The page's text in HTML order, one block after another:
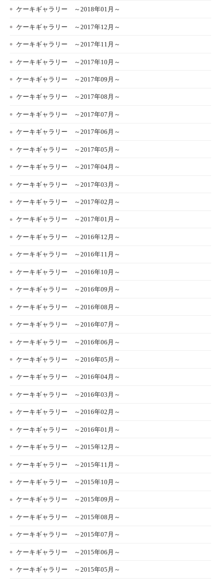
ケーキギャラリー ～2018年01月～
ケーキギャラリー ～2017年12月～
ケーキギャラリー ～2017年11月～
ケーキギャラリー ～2017年10月～
ケーキギャラリー ～2017年09月～
ケーキギャラリー ～2017年08月～
ケーキギャラリー ～2017年07月～
ケーキギャラリー ～2017年06月～
ケーキギャラリー ～2017年05月～
ケーキギャラリー ～2017年04月～
ケーキギャラリー ～2017年03月～
ケーキギャラリー ～2017年02月～
ケーキギャラリー ～2017年01月～
ケーキギャラリー ～2016年12月～
ケーキギャラリー ～2016年11月～
ケーキギャラリー ～2016年10月～
ケーキギャラリー ～2016年09月～
ケーキギャラリー ～2016年08月～
ケーキギャラリー ～2016年07月～
ケーキギャラリー ～2016年06月～
ケーキギャラリー ～2016年05月～
ケーキギャラリー ～2016年04月～
ケーキギャラリー ～2016年03月～
ケーキギャラリー ～2016年02月～
ケーキギャラリー ～2016年01月～
ケーキギャラリー ～2015年12月～
ケーキギャラリー ～2015年11月～
ケーキギャラリー ～2015年10月～
ケーキギャラリー ～2015年09月～
ケーキギャラリー ～2015年08月～
ケーキギャラリー ～2015年07月～
ケーキギャラリー ～2015年06月～
ケーキギャラリー ～2015年05月～